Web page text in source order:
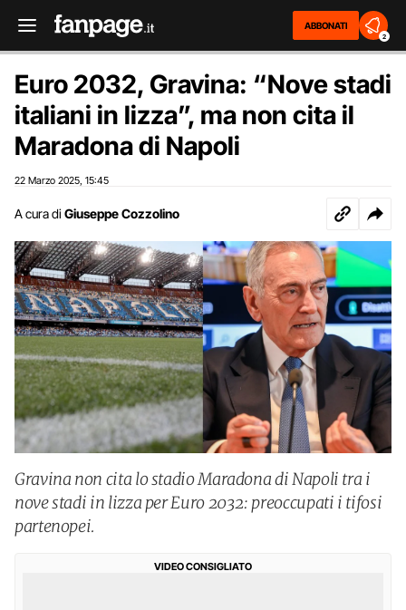
ABBONATI
2
Euro 2032, Gravina: “Nove stadi
italiani in lizza”, ma non cita il
Maradona di Napoli
22 Marzo 2025 15:45
A cura di Giuseppe Cozzolino
Gravina non cita lo stadio Maradona di Napoli tra i
nove stadi in lizza per Euro 2032: preoccupati i tifosi
partenopei.
VIDEO CONSIGLIATO